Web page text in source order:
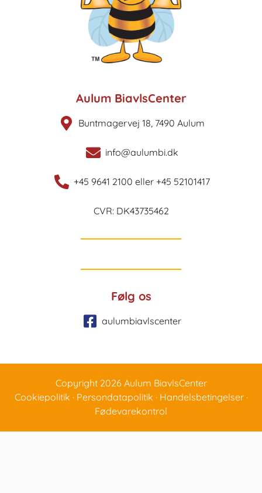
Aulum BiavlsCenter
Buntmagervej 18, 7490 Aulum
info@aulumbi.dk
+45 9641 2100 eller +45 52101417
CVR: DK43735462
Følg os
aulumbiavlscenter
Copyright 2026 Aulum BiavlsCenter
Cookiepolitik · Persondatapolitik · Handelsbetingelser·
Fødevarekontrol